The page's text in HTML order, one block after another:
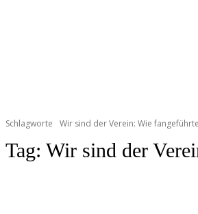
Schlagworte Wir sind der Verein: Wie
Tag: Wir sind der